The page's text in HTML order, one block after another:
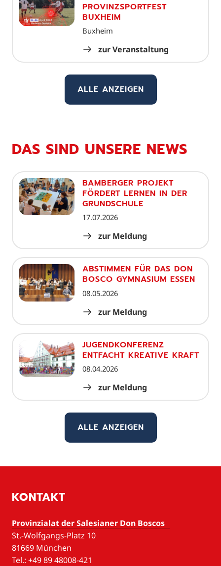
PROVINZSPORTFEST
BUXHEIM
Buxheim
zur Veranstaltung
ALLE ANZEIGEN
DAS SIND UNSERE NEWS
BAMBERGER PROJEKT
FÖRDERT LERNEN IN DER
GRUNDSCHULE
17.07.2026
zur Meldung
ABSTIMMEN FÜR DAS DON
BOSCO GYMNASIUM ESSEN
08.05.2026
zur Meldung
JUGENDKONFERENZ
ENTFACHT KREATIVE KRAFT
08.04.2026
zur Meldung
ALLE ANZEIGEN
KONTAKT
Provinzialat der Salesianer Don Boscos
St.-Wolfgangs-Platz 10
81669 München
Tel.: +49 89 48008-421